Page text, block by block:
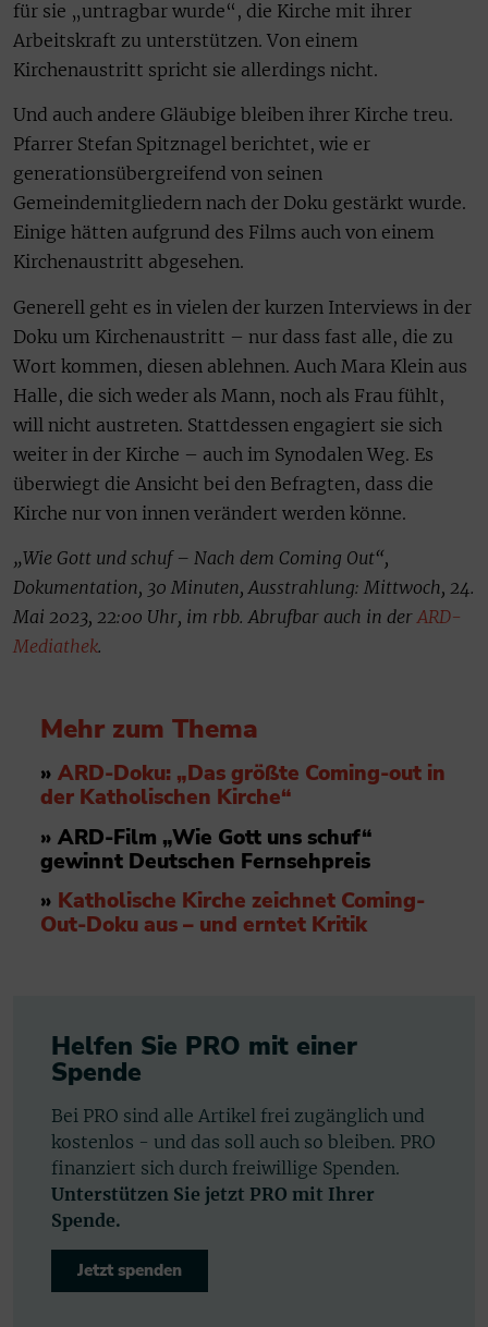
für sie „untragbar wurde“, die Kirche mit ihrer
Arbeitskraft zu unterstützen. Von einem
Kirchenaustritt spricht sie allerdings nicht.
Und auch andere Gläubige bleiben ihrer Kirche treu.
Pfarrer Stefan Spitznagel berichtet, wie er
generationsübergreifend von seinen
Gemeindemitgliedern nach der Doku gestärkt wurde.
Einige hätten aufgrund des Films auch von einem
Kirchenaustritt abgesehen.
Generell geht es in vielen der kurzen Interviews in der
Doku um Kirchenaustritt – nur dass fast alle, die zu
Wort kommen, diesen ablehnen. Auch Mara Klein aus
Halle, die sich weder als Mann, noch als Frau fühlt,
will nicht austreten. Stattdessen engagiert sie sich
weiter in der Kirche – auch im Synodalen Weg. Es
überwiegt die Ansicht bei den Befragten, dass die
Kirche nur von innen verändert werden könne.
„Wie Gott und schuf – Nach dem Coming Out“,
Dokumentation, 30 Minuten, Ausstrahlung: Mittwoch, 24.
Mai 2023, 22:00 Uhr, im rbb. Abrufbar auch in derARD-
Mediathek.
Mehr zum Thema
» ARD-Doku: „Das größte Coming-out in
der Katholischen Kirche“
» ARD-Film „Wie Gott uns schuf“
gewinnt Deutschen Fernsehpreis
» Katholische Kirche zeichnet Coming-
Out-Doku aus – und erntet Kritik
Helfen Sie PRO mit einer
Spende
Bei PRO sind alle Artikel frei zugänglich und
kostenlos - und das soll auch so bleiben. PRO
finanziert sich durch freiwillige Spenden.
Unterstützen Sie jetzt PRO mit Ihrer
Spende.
Jetzt spenden